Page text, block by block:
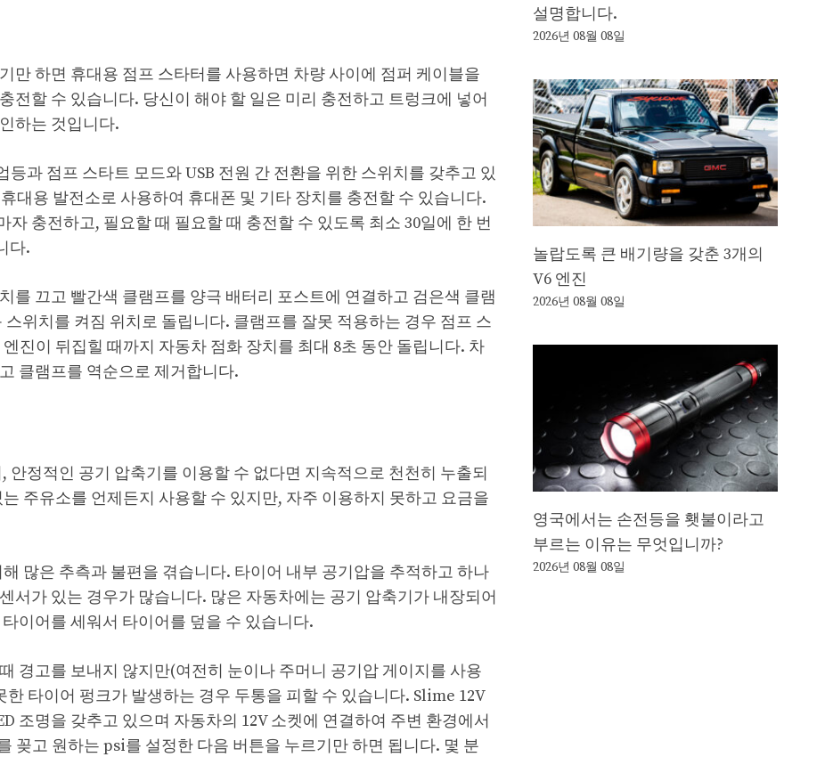
만 하면 휴대용 점프 스타터를 사용하면 차량 사이에 점퍼 케이블을
전할 수 있습니다. 당신이 해야 할 일은 미리 충전하고 트렁크에 넣어
하는 것입니다.
과 점프 스타트 모드와 USB 전원 간 전환을 위한 스위치를 갖추고 있
대용 발전소로 사용하여 휴대폰 및 기타 장치를 충전할 수 있습니다.
충전하고, 필요할 때 필요할 때 충전할 수 있도록 최소 30일에 한 번
다.
를 끄고 빨간색 클램프를 양극 배터리 포스트에 연결하고 검은색 클램
위치를 켜짐 위치로 돌립니다. 클램프를 잘못 적용하는 경우 점프 스
진이 뒤집힐 때까지 자동차 점화 장치를 최대 8초 동안 돌립니다. 차
클램프를 역순으로 제거합니다.
정적인 공기 압축기를 이용할 수 없다면 지속적으로 천천히 누출되
주유소를 언제든지 사용할 수 있지만, 자주 이용하지 못하고 요금을
많은 추측과 불편을 겪습니다. 타이어 내부 공기압을 추적하고 하나
서가 있는 경우가 많습니다. 많은 자동차에는 공기 압축기가 내장되어
이어를 세워서 타이어를 덮을 수 있습니다.
경고를 보내지 않지만(여전히 눈이나 주머니 공기압 게이지를 사용
타이어 펑크가 발생하는 경우 두통을 피할 수 있습니다. Slime 12V
조명을 갖추고 있으며 자동차의 12V 소켓에 연결하여 주변 환경에서
꽂고 원하는 psi를 설정한 다음 버튼을 누르기만 하면 됩니다. 몇 분
설명합니다.
2026년 08월 08일
놀랍도록 큰 배기량을 갖춘 3개의
V6 엔진
2026년 08월 08일
영국에서는 손전등을 횃불이라고
부르는 이유는 무엇입니까?
2026년 08월 08일